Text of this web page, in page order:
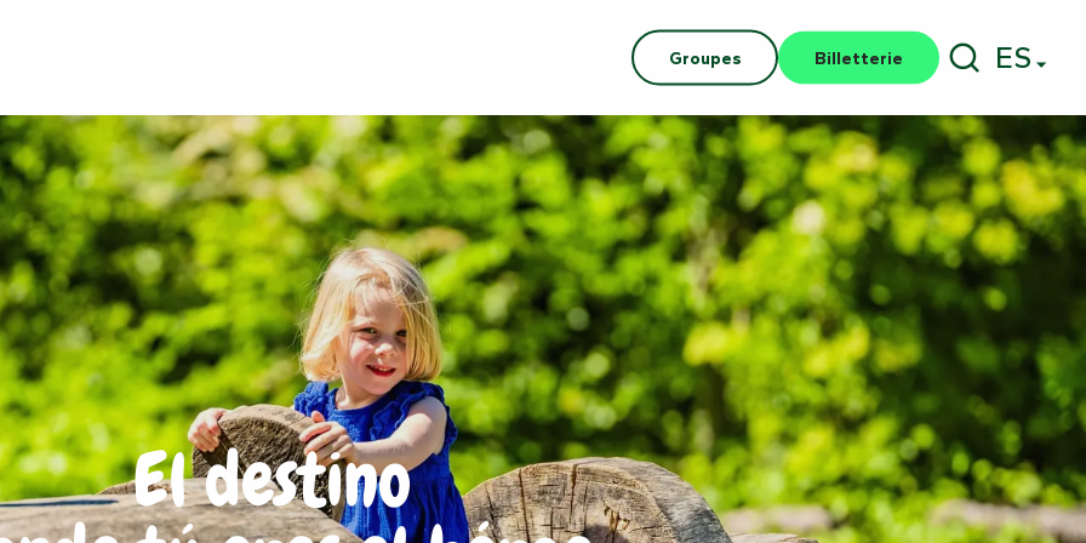
Groupes Billetterie ES
El destino